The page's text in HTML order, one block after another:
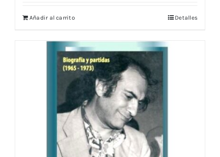
Añadir al carrito Detalles